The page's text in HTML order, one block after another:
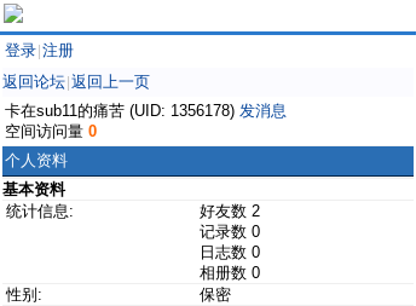
登录 注册
返回论坛 返回上一页
卡在sub11的痛苦 (UID: 1356178) 发消息
空间访问量 0
个人资料
基本资料
统计信息:
好友数 2
记录数 0
日志数 0
相册数 0
性别:
保密